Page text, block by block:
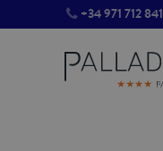
+34 971 712 841
INDIVIDUAL RED